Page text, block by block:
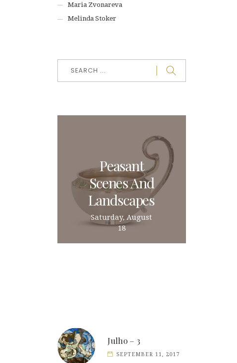
Maria Zvonareva
Melinda Stoker
Peasant
Scenes And
Landscapes
Saturday, August
18
Julho – 3
SEPTEMBER 11, 2017